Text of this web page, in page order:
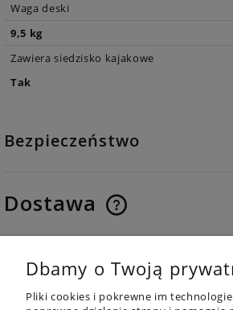
Waga deski
9,5 kg
Zawiera siedzisko kajakowe
Tak
Bezpieczeństwo
Dostawa
Opinie o produkcie
Dbamy o Twoją
Pliki cookies i pokrewne im